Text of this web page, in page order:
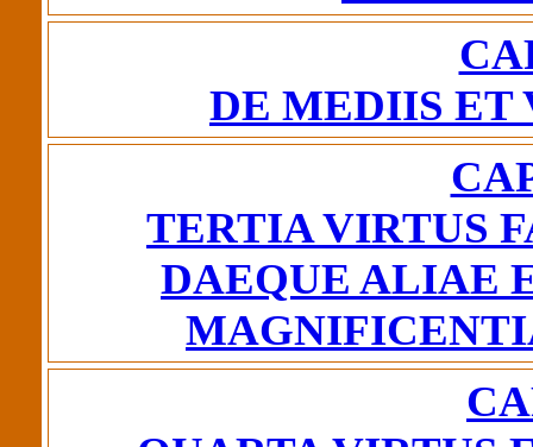
DE MEDIIS ET
TERTIA VIRTUS
DAEQUE ALIAE